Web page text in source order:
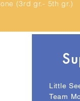
(3rd gr.- 5th gr.)
Little
Team